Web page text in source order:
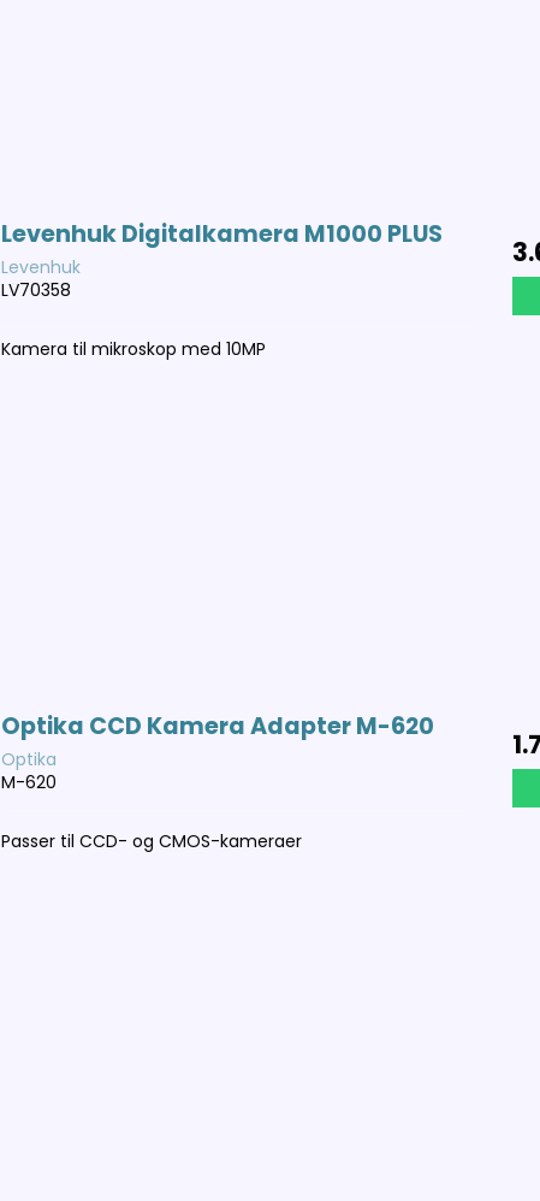
Levenhuk Digitalkamera M1000 PLUS
Levenhuk
LV70358
Kamera til mikroskop med 10MP
Optika CCD Kamera Adapter M-620
Optika
M-620
Passer til CCD- og CMOS-kameraer